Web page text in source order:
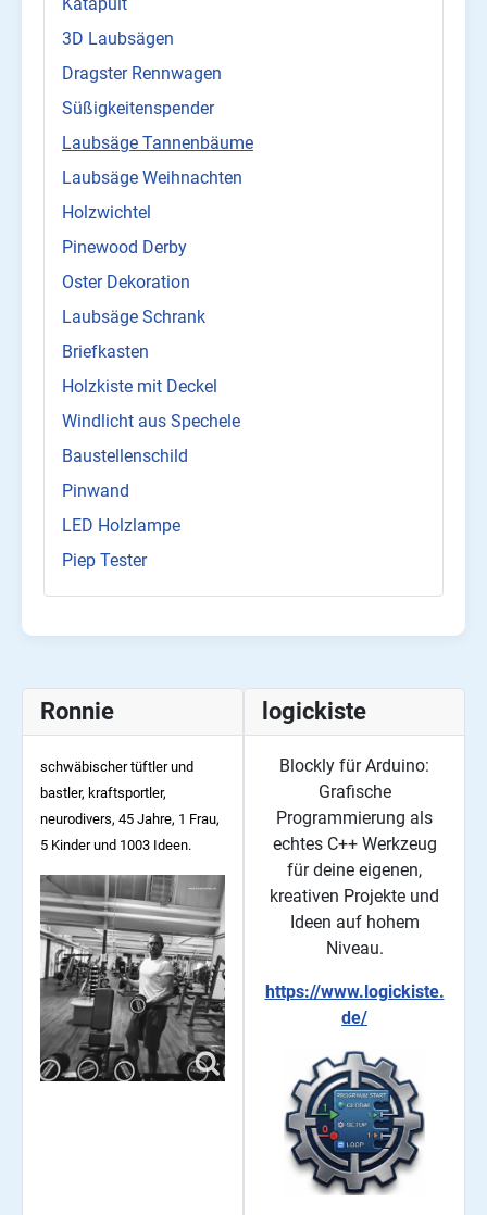
3D Laubsägen
Dragster Rennwagen
Süßigkeitenspender
Laubsäge Tannenbäume
Laubsäge Weihnachten
Holzwichtel
Pinewood Derby
Oster Dekoration
Laubsäge Schrank
Briefkasten
Holzkiste mit Deckel
Windlicht aus Spechele
Baustellenschild
Pinwand
LED Holzlampe
Piep Tester
Ronnie
schwäbischer tüftler und
bastler, kraftsportler,
neurodivers, 45 Jahre, 1 Frau,
5 Kinder und 1003 Ideen.
logickiste
Blockly für Arduino:
Grafische
Programmierung als
echtes C++ Werkzeug
für deine eigenen,
kreativen Projekte und
Ideen auf hohem
Niveau.
https://www.logickiste.
de/